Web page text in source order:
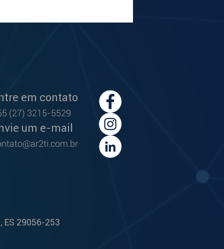
em contato
(27) 3215-5529
um e-mail
ti.com.br
ES 29056-253